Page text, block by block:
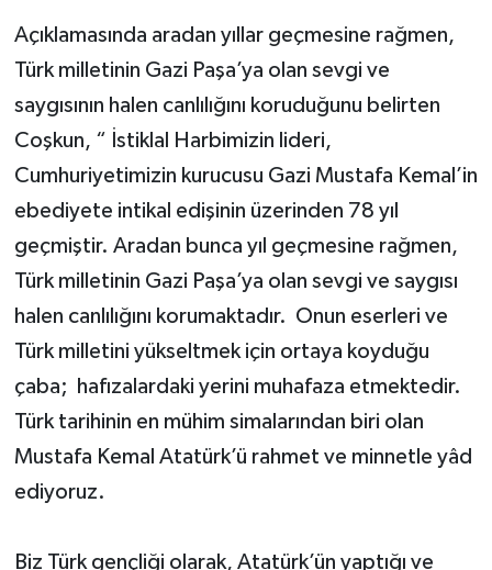
Açıklamasında aradan yıllar geçmesine rağmen,
Türk milletinin Gazi Paşa’ya olan sevgi ve
saygısının halen canlılığını koruduğunu belirten
Coşkun, “ İstiklal Harbimizin lideri,
Cumhuriyetimizin kurucusu Gazi Mustafa Kemal’in
ebediyete intikal edişinin üzerinden 78 yıl
geçmiştir. Aradan bunca yıl geçmesine rağmen,
Türk milletinin Gazi Paşa’ya olan sevgi ve saygısı
halen canlılığını korumaktadır. Onun eserleri ve
Türk milletini yükseltmek için ortaya koyduğu
çaba; hafızalardaki yerini muhafaza etmektedir.
Türk tarihinin en mühim simalarından biri olan
Mustafa Kemal Atatürk’ü rahmet ve minnetle yâd
ediyoruz.
Biz Türk gençliği olarak, Atatürk’ün yaptığı ve